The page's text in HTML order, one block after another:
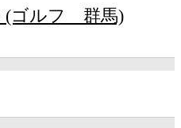
(ゴルフ 群馬)